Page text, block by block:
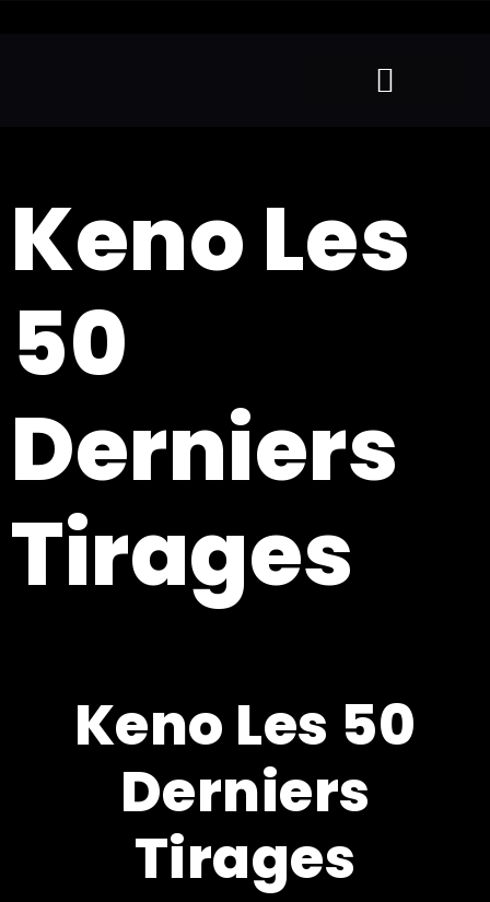
Keno Les
50
Derniers
Tirages
Keno Les 50
Derniers
Tirages